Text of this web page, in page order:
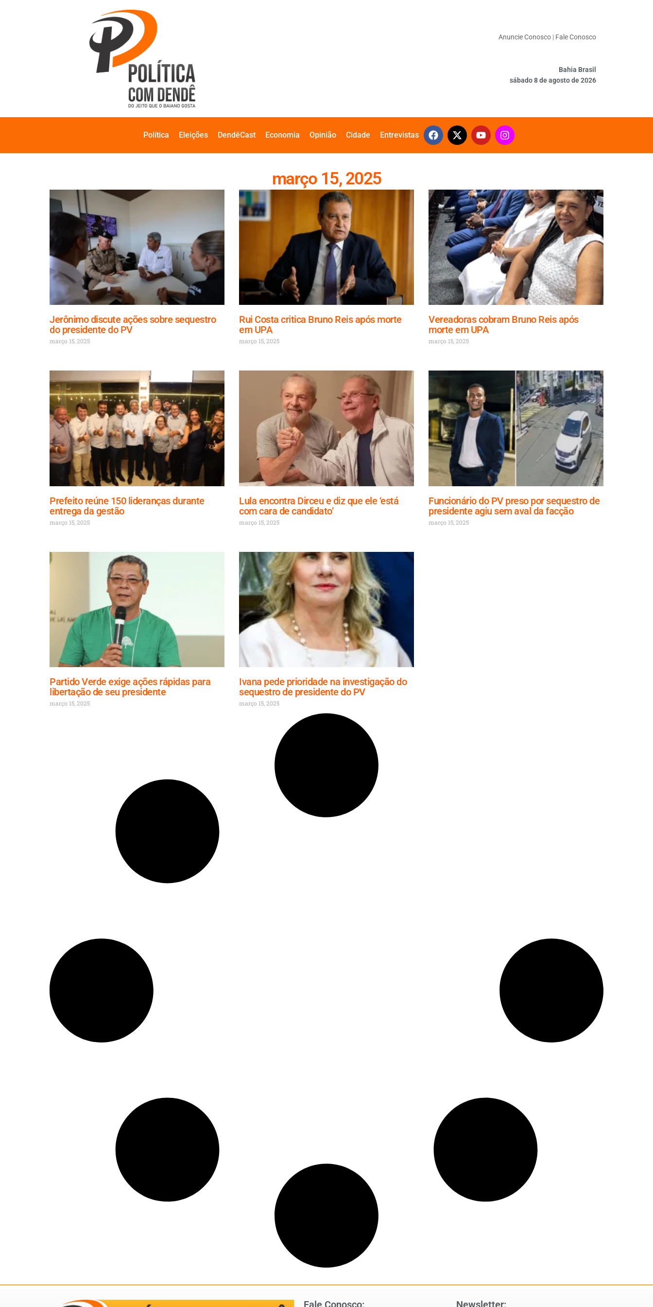
Anuncie Conosco | Fale Conosco
Bahia Brasil
sábado 8 de agosto de 2026
Política Eleições DendêCast Economia Opinião Cidade Entrevistas
março 15, 2025
Jerônimo discute ações sobre sequestro
do presidente do PV
março 15, 2025
Rui Costa critica Bruno Reis após morte
em UPA
março 15, 2025
Vereadoras cobram Bruno Reis após
morte em UPA
março 15, 2025
Prefeito reúne 150 lideranças durante
entrega da gestão
março 15, 2025
Lula encontra Dirceu e diz que ele ‘está
com cara de candidato’
março 15, 2025
Funcionário do PV preso por sequestro de
presidente agiu sem aval da facção
março 15, 2025
Partido Verde exige ações rápidas para
libertação de seu presidente
março 15, 2025
Ivana pede prioridade na investigação do
sequestro de presidente do PV
março 15, 2025